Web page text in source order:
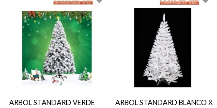
ARBOL STANDARD VERDE
ARBOL STANDARD BLANCO X